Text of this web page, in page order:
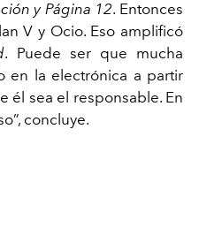
y Página 12. Entonces
V y Ocio. Eso amplificó
. Puede ser que mucha
en la electrónica a partir
él sea el responsable. En
concluye.